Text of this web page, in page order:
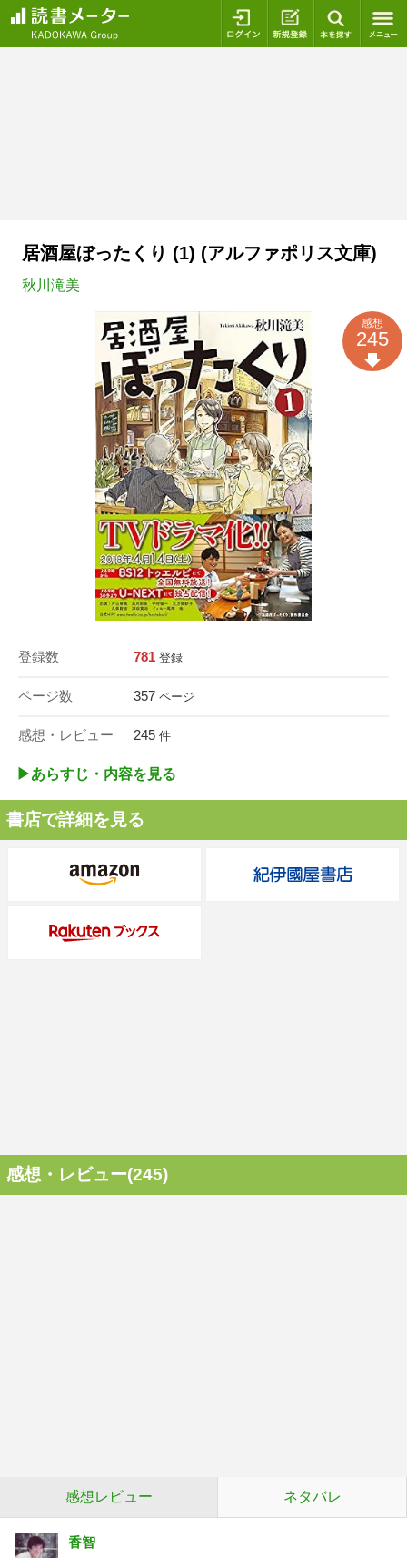
ログイン 新規登録
居酒屋ぼったくり (1) (アルファポリス文庫)
秋川滝美
登録数 781 登録
ページ数 357 ページ
感想・レビュー 245 件
感想
245
▶︎あらすじ・内容を見る
書店で詳細を見る
感想・レビュー(245)
感想レビュー ネタバレ
香智